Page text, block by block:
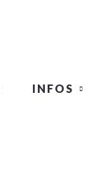
INFOS